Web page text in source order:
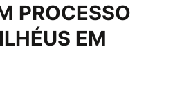
PROCESSO
EM